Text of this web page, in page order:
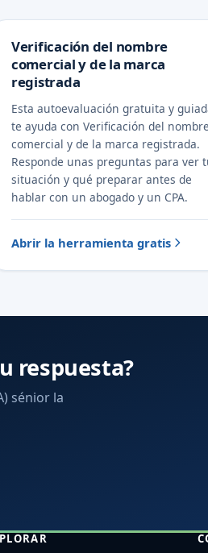
Verificación del nombre
comercial y de la marca
registrada
Esta autoevaluación gratuita y
te ayuda con Verificación del nombre
comercial y de la marca registrada.
Responde unas preguntas para ver
situación y qué preparar antes de
hablar con un abogado y un CPA.
Abrir la herramienta gratis
respuesta?
sénior la